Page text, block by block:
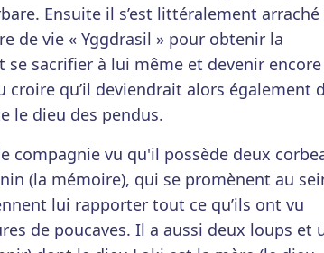
Ensuite il s’est littéralement arraché
de vie « Yggdrasil » pour obtenir la
se sacrifier à lui même et devenir encore
croire qu’il deviendrait alors également
le dieu des pendus.
compagnie vu qu'il possède deux
(la mémoire), qui se promènent au
lui rapporter tout ce qu’ils ont vu
de poucaves. Il a aussi deux loups et